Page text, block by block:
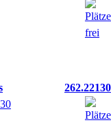
262.22130